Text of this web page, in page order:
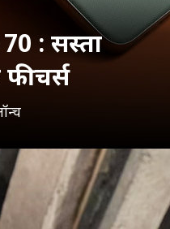
: सस्ता
फीचर्स
स्मार्टफोन